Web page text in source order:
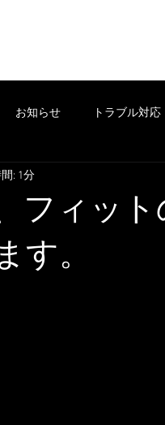
お知らせ トラブル対応
損害保険
フィッ
す。
: 1分